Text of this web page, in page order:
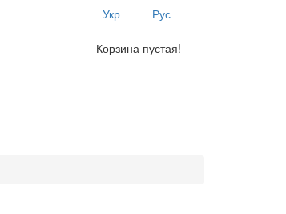
Укр Рус
Корзина пустая!